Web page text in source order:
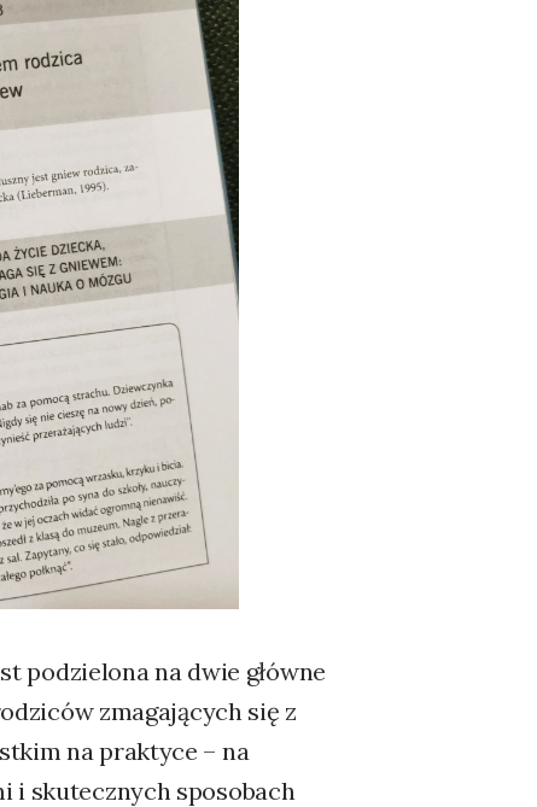
podzielona na dwie główne
zmagających się z
na praktyce – na
i skutecznych sposobach